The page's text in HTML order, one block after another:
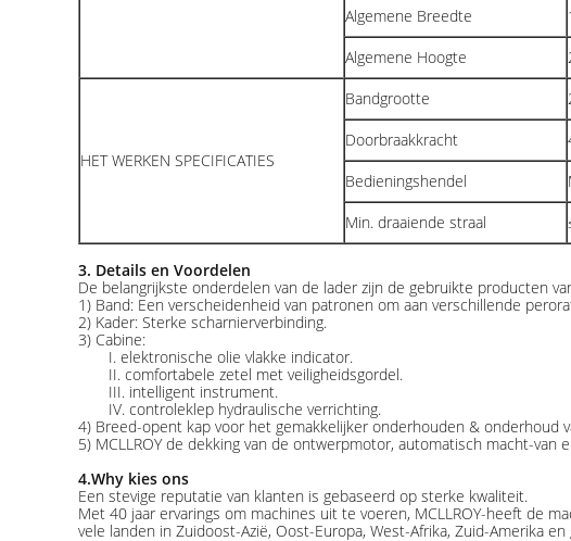
Algemene Breedte
Algemene Hoogte
HET WERKEN SPECIFICATIES
Bandgrootte
Doorbraakkracht
Bedieningshendel
Min. draaiende straal
3. Details en Voordelen
De belangrijkste onderdelen van de lader zijn de gebruikte producten
1) Band: Een verscheidenheid van patronen om aan verschillende
2) Kader: Sterke scharnierverbinding.
3) Cabine:
I. elektronische olie vlakke indicator.
II. comfortabele zetel met veiligheidsgordel.
III. intelligent instrument.
IV. controleklep hydraulische verrichting.
4) Breed-opent kap voor het gemakkelijker onderhouden & onderhoud
5) MCLLROY de dekking van de ontwerpmotor, automatisch macht-van
4.Why kies ons
Een stevige reputatie van klanten is gebaseerd op sterke kwaliteit.
Met 40 jaar ervarings om machines uit te voeren, MCLLROY-heeft de
vele landen in Zuidoost-Azië, Oost-Europa, West-Afrika, Zuid-Amerika